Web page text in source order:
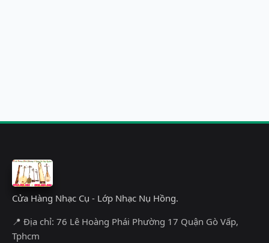
Cửa Hàng Nhạc Cụ - Lớp Nhạc Nụ Hồng.
📍 Địa chỉ: 76 Lê Hoàng Phái Phường 17 Quận Gò Vấp,
Tphcm